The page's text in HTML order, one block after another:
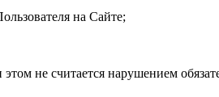
на Сайте;
не считается нарушением